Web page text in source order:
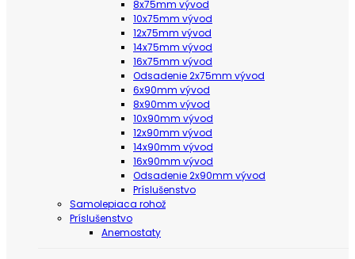
8x75mm vývod
10x75mm vývod
12x75mm vývod
14x75mm vývod
16x75mm vývod
Odsadenie 2x75mm vývod
6x90mm vývod
8x90mm vývod
10x90mm vývod
12x90mm vývod
14x90mm vývod
16x90mm vývod
Odsadenie 2x90mm vývod
Príslušenstvo
Samolepiaca rohož
Príslušenstvo
Anemostaty